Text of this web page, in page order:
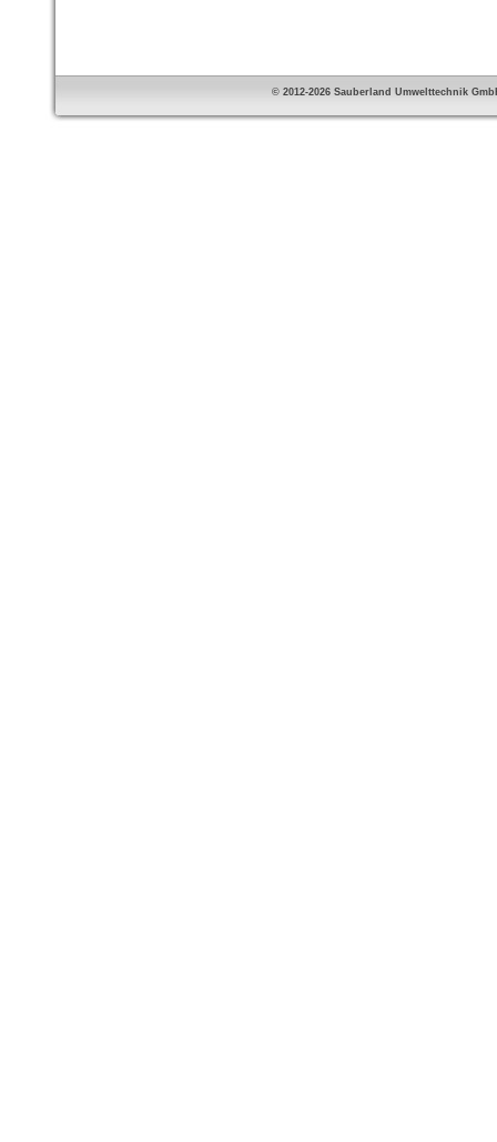
© 2012-2026 Sauberland Umwelttechnik